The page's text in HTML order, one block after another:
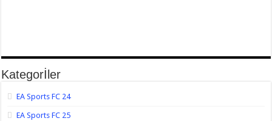
Kategorİler
EA Sports FC 24
EA Sports FC 25